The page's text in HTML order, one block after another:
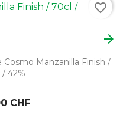
arrow_forward
Manzanilla Finish /
42%
CHF
favorite_border